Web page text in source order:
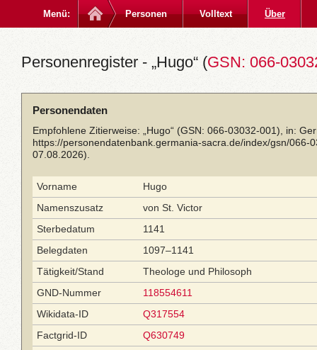
Menü: Personen Volltext Über
Personenregister - „Hugo“ (GSN: 066-
Personendaten
Empfohlene Zitierweise: „Hugo“ (GSN: 066-03032-001), in:
https://personendatenbank.germania-sacra.de/index/gsn/066-
07.08.2026).
Vorname
Hugo
Namenszusatz
von St. Victor
Sterbedatum
1141
Belegdaten
1097–1141
Tätigkeit/Stand
Theologe und Philosoph
GND-Nummer
118554611
Wikidata-ID
Q317554
Factgrid-ID
Q630749